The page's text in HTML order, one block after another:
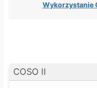
COSO II
Wykorzystanie